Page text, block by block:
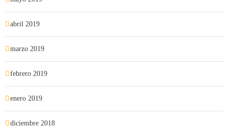
abril 2019
marzo 2019
febrero 2019
enero 2019
diciembre 2018